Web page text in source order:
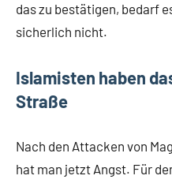
das zu bestätigen, bedarf
sicherlich nicht.
Islamisten haben
Straße
Nach den Attacken von
hat man jetzt Angst. Für